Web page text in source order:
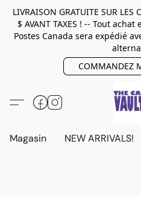
LIVRAISON GRATUITE SUR LES
$ AVANT TAXES ! -- Tout
Postes Canada sera expédié
COMMANDEZ
Magasin NEW ARRIVALS!